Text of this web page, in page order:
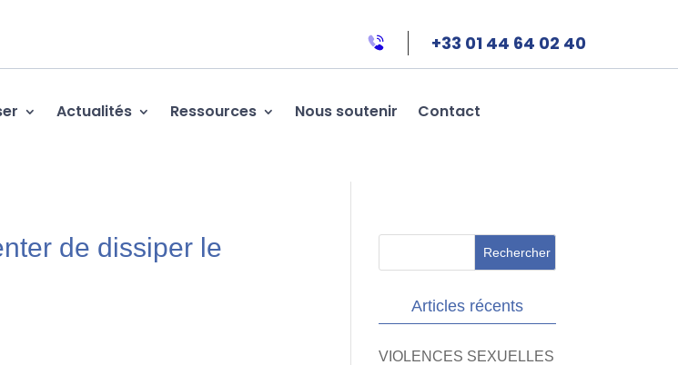
+33 01 44 64 02 40
Actualités Ressources Nous soutenir Contact
de dissiper le
Articles récents
VIOLENCES SEXUELLES